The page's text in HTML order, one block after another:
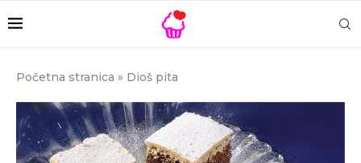
Početna stranica » Dioš pita